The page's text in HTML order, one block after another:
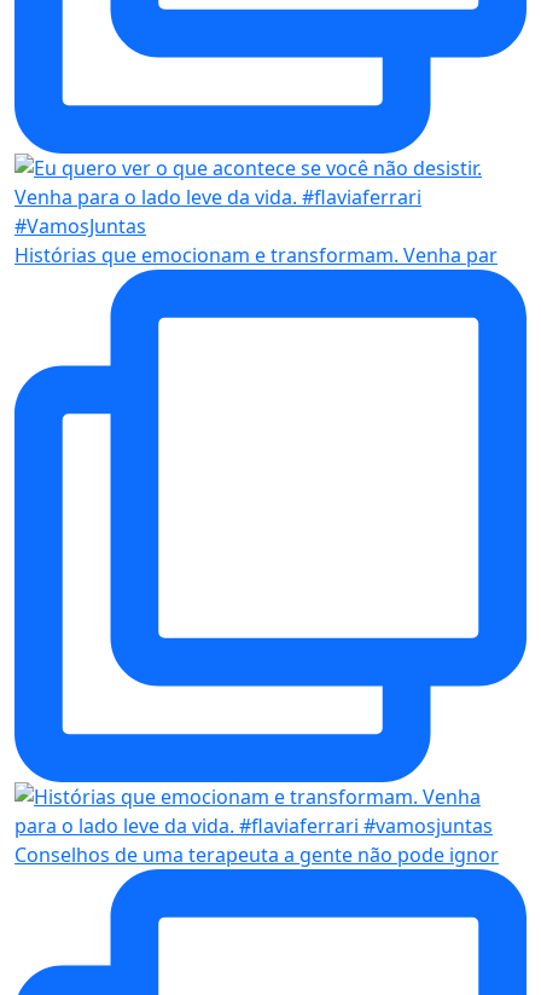
Histórias que emocionam e transformam. Venha par
Conselhos de uma terapeuta a gente não pode ignor